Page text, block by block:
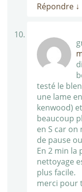
Répondre ↓
testé le
une lame
kenwood)
beaucoup
en S car on
de pause
En 2 min la
nettoyage
plus facile.
merci pour